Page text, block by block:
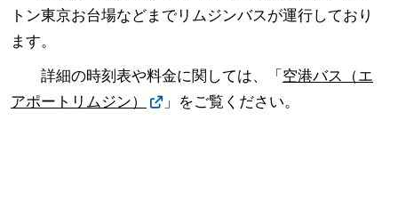
トン東京お台場などまでリムジンバスが運行しており
ます。
詳細の時刻表や料金に関しては、「 空港バス（エ
アポートリムジン）
」をご覧ください。